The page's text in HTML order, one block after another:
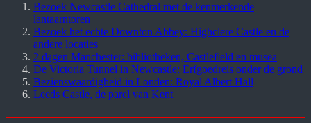
Bezoek Newcastle Cathedral met de kenmerkende
lantaarntoren
Bezoek het echte Downton Abbey: Highclere Castle en de
andere locaties
2 dagen Manchester: bibliotheken, Castlefield en musea
De Victoria Tunnel in Newcastle: Erfgoedreis onder de grond
Bezienswaardigheid in Londen: Royal Albert Hall
Leeds Castle, de parel van Kent